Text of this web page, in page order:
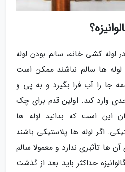
لوله کشی خانه، سالم بودن لوله
ها سالم نباشند ممکن است
جا را آب فرا بگیرد و به پی و
وارد کند. اولین قدم برای چک
این است که بدانید لوله ها
اگر لوله ها پلاستیکی باشند
ها تأثیری ندارد و معمولا سالم
حداکثر باید بعد از گذشت